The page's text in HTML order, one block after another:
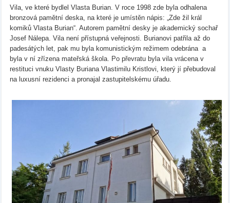
Vila, ve které bydlel Vlasta Burian. V roce 1998 zde byla odhalena
bronzová pamětní deska, na které je umístěn nápis: „Zde žil král
komiků Vlasta Burian“. Autorem pamětní desky je akademický sochař
Josef Nálepa. Vila není přístupná veřejnosti. Burianovi patřila až do
padesátých let, pak mu byla komunistickým režimem odebrána a
byla v ní zřízena mateřská škola. Po převratu byla vila vrácena v
restituci vnuku Vlasty Buriana Vlastimilu Kristlovi, který jí přebudoval
na luxusní rezidenci a pronajal zastupitelskému úřadu.